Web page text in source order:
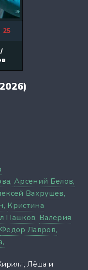
25
Арсений Белов,
Вахрушев,
Кристина
Пашков, Валерия
Фёдор Лавров,
Лёша и